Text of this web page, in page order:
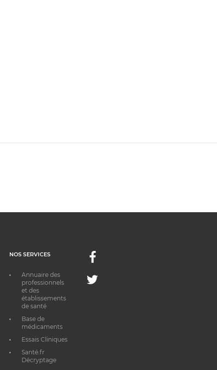
NOS SERVICES
Annuaire des
professionnels
et des
établissements
de santé
Base de
médicaments
Essais Cliniques
Santé.fr
Décryptage
Facebook
Twitter